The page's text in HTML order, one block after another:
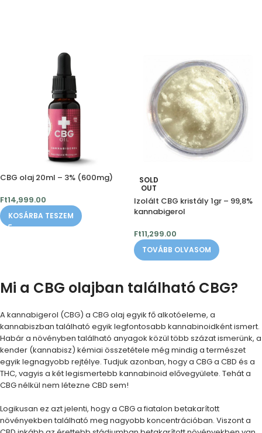
CBG olaj 20ml – 3% (600mg)
Ft14,999.00
KOSÁRBA TESZEM
SOLD
OUT
Izolált CBG kristály 1gr – 99,8%
kannabigerol
Ft11,299.00
TOVÁBB OLVASOM
Mi a CBG olajban található CBG?
A kannabigerol (CBG) a CBG olaj egyik fő alkotóeleme, a
kannabiszban található egyik legfontosabb kannabinoidként ismert.
Habár a növényben található anyagok közül több százat ismerünk, a
kender (kannabisz) kémiai összetétele még mindig a természet
egyik legnagyobb rejtélye. Tudjuk azonban, hogy a CBG a CBD és a
THC, vagyis a két legismertebb kannabinoid elővegyülete. Tehát a
CBG nélkül nem létezne CBD sem!
Logikusan ez azt jelenti, hogy a CBG a fiatalon betakarított
növényekben található meg nagyobb koncentrációban. Viszont a